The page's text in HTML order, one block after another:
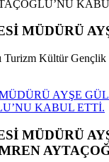
MÜDÜRÜ
Turizm Kültür
AYŞE
KABUL ETTİ.
MÜDÜRÜ